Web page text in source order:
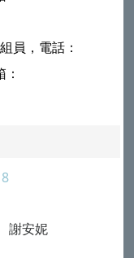
員，電話：
謝安妮